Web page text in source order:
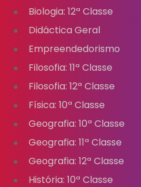
Biologia: 12ª Classe
Didáctica Geral
Empreendedorismo
Filosofia: 11ª Classe
Filosofia: 12ª Classe
Física: 10ª Classe
Geografia: 10ª Classe
Geografia: 11ª Classe
Geografia: 12ª Classe
História: 10ª Classe